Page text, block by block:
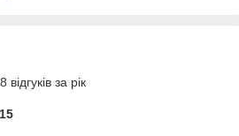
за рік